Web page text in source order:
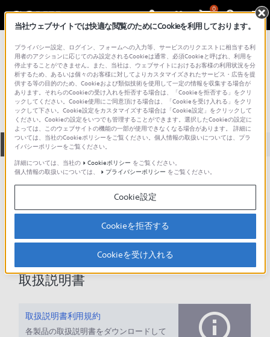
0
総合サポート・お問い合わせ プロフェッショナル／業務用
UP-CR15L
全て ダウンロード 取扱説明書 Q&A
ダウンロード
現在、本ページで提供されているアップデート情報はありませ
取扱説明書
取扱説明書利用規約
各製品の取扱説明書をダウンロードして
当社ウェブサイトでは快適な閲覧のためにCookieを利用しております。
プライバシー設定、ログイン、フォームへの入力等、サービスのリクエストに相当する利
用者のアクションに応じてのみ設定されるCookieは通常、必須Cookieと呼ばれ、利用を
停止することができません。また、当社は、ウェブサイトにおけるお客様の利用状況を分
析するため、あるいは個々のお客様に対してよりカスタマイズされたサービス・広告を提
供する等の目的のため、Cookieおよび類似技術を使用して一定の情報を収集する場合が
あります。それらのCookieの受け入れを拒否する場合は、「Cookieを拒否する」をクリ
ックしてください。Cookie使用にご同意頂ける場合は、「Cookieを受け入れる」をクリ
ックして下さい。Cookie設定をカスタマイズする場合は「Cookie設定」をクリックして
ください。Cookieの設定をいつでも管理することができます。選択したCookieの設定に
よっては、このウェブサイトの機能の一部が使用できなくなる場合があります。 詳細に
ついては、当社のCookieポリシーをご覧ください。個人情報の取扱いについては、プラ
イバシーポリシーをご覧ください。
詳細については、当社の
Cookieポリシー をご覧ください。
個人情報の取扱いについては、
プライバシーポリシー をご覧ください。
Cookie設定
Cookieを拒否する
Cookieを受け入れる